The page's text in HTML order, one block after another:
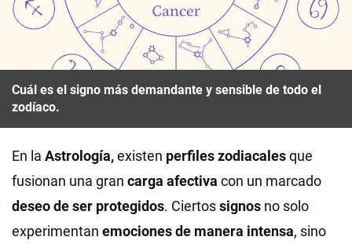
Cuál es el signo más demandante y sensible de todo el
zodíaco.
En la Astrología,existen perfiles zodiacalesque
fusionan una gran carga afectiva con un marcado
deseo de ser protegidos. Ciertossignos no solo
experimentan emociones de manera intensa, sino